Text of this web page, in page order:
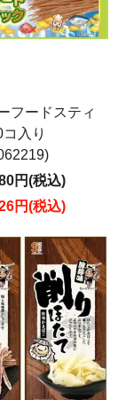
フードスティ
入り
円(税込)
円(税込)